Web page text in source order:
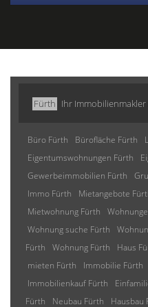
Fürth Ihr
Büro Fürth Bürofläche Fürth
Eigentumswohnungen Fürth
Gewerbeimmobilien Fürth
Immo Fürth
Mietangebote
Mietwohnung Fürth
Wohnung suche Fürth
Fürth
Wohnung Fürth Haus
mieten Fürth
Immobilie Fürth
Immobilienkauf Fürth
Fürth
Neubau Fürth Hausbau